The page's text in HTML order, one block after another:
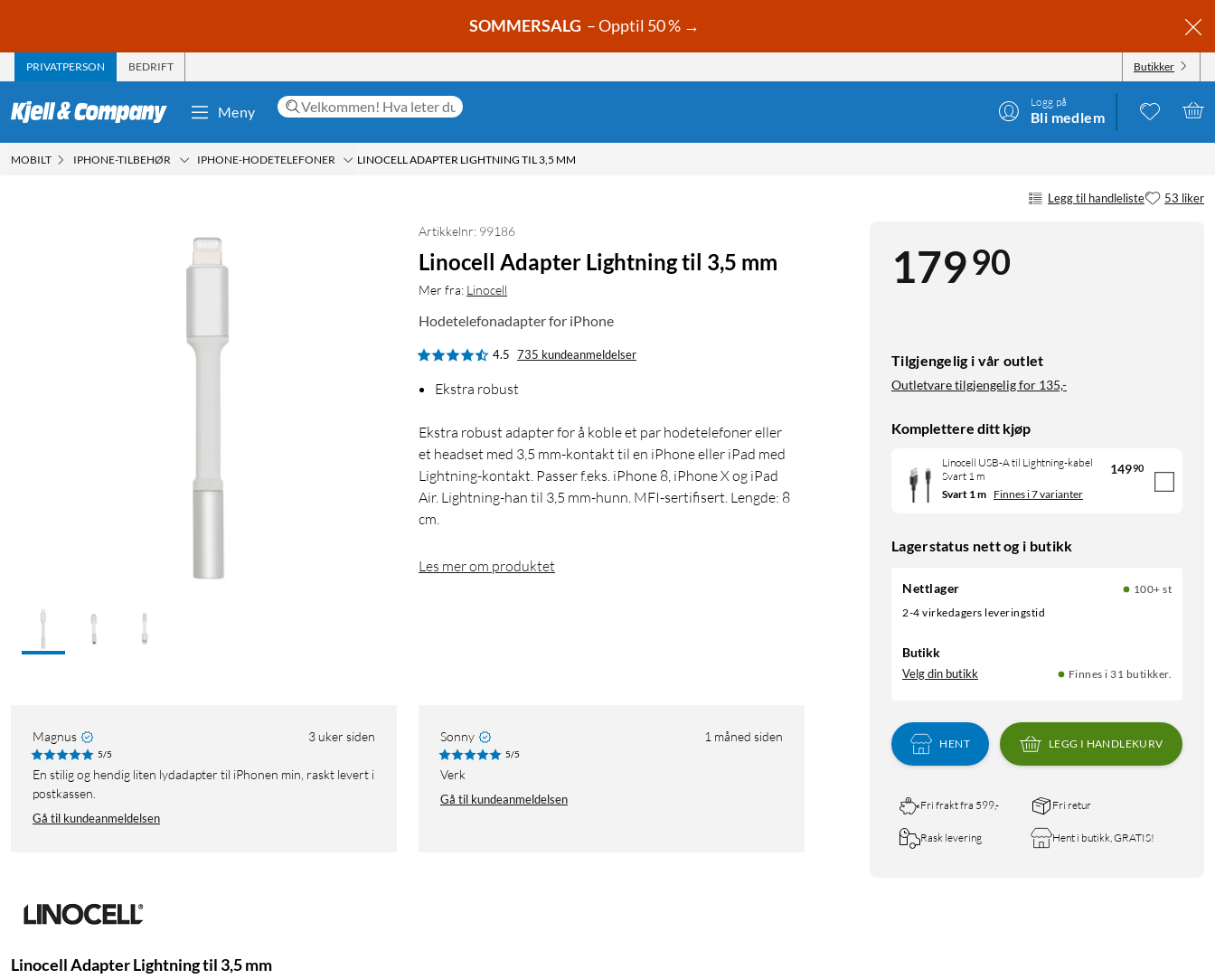
SOMMERSALG – Opptil 50 % →
PRIVATPERSON BEDRIFT Butikker
Meny
Logg på
Bli medlem
MOBILT IPHONE-TILBEHØR IPHONE-HODETELEFONER LINOCELL ADAPTER LIGHTNING TIL 3,5 MM
Legg til handleliste 53 liker
17990
Tilgjengelig i vår outlet
Outletvare tilgjengelig for 135,-
Komplettere ditt kjøp
Linocell USB-A til Lightning-kabel
Svart 1 m
14990
Svart 1 m Finnes i 7 varianter
Lagerstatus nett og i butikk
Nettlager
100+ st
2-4 virkedagers leveringstid
Butikk
Velg din butikk Finnes i 31 butikker.
HENT LEGG I HANDLEKURV
Fri frakt fra 599,- Fri retur
Rask levering Hent i butikk, GRATIS!
Artikkelnr: 99186
Linocell Adapter Lightning til 3,5 mm
Mer fra: Linocell
Hodetelefonadapter for iPhone
4.5 735 kundeanmeldelser
Ekstra robust
Ekstra robust adapter for å koble et par hodetelefoner eller
et headset med 3,5 mm-kontakt til en iPhone eller iPad med
Lightning-kontakt. Passer f.eks. iPhone 8, iPhone X og iPad
Air. Lightning-han til 3,5 mm-hunn. MFI-sertifisert. Lengde: 8
cm.
Les mer om produktet
Magnus 3 uker siden
5/5
En stilig og hendig liten lydadapter til iPhonen min, raskt levert i
postkassen.
Gå til kundeanmeldelsen
Sonny 1 måned siden
5/5
Verk
Gå til kundeanmeldelsen
Linocell Adapter Lightning til 3,5 mm